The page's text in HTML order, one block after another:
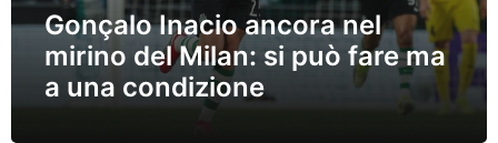
Gonçalo Inacio ancora nel
mirino del Milan: si può fare ma
a una condizione